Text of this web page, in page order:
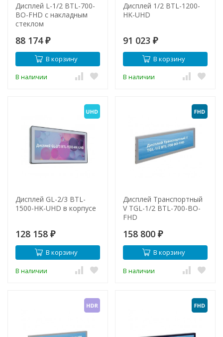
Дисплей L-1/2 BTL-700-
BO-FHD с накладным
стеклом
88 174 ₽
В корзину
В наличии
Дисплей 1/2 BTL-1200-
HK-UHD
91 023 ₽
В корзину
В наличии
Дисплей GL-2/3 BTL-
1500-HK-UHD в корпусе
128 158 ₽
В корзину
В наличии
Дисплей Транспортный
V TGL-1/2 BTL-700-BO-
FHD
158 800 ₽
В корзину
В наличии